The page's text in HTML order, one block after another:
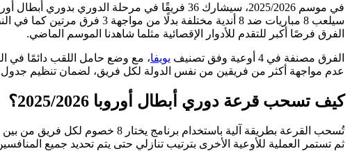
في موسم 2025/2026، سيشارك 36 فريقًا في مرحلة
سيلعب 8 مباريات ضد 8 أندية
الفرق فرصًا أكبر للتقدم للأدوار الإقصائية مثلما شاهدنا الموسم الماضي.
الفرق مصنفة في 4 أوعية وفق تصنيف يويفا، مع وضع حامل اللقب دائمًا في
عدم مواجهة أكثر من فريقين من نفس الدولة لكل فريق، لضمان تنظيم
كيف تسحب قرعة دوري أبطال أوروبا 2025/2026؟
ثم تستمر العملية للأوعية الأخرى بترتيب تنازلي حتى يتم تحديد جميع